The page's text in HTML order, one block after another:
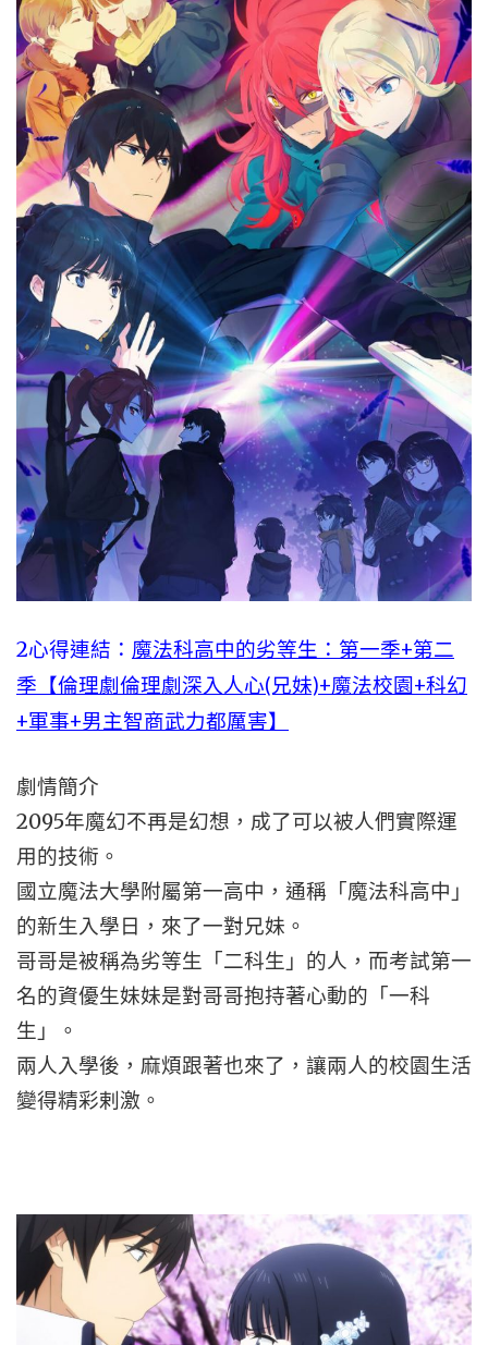
2心得連結： 魔法科高中的劣等生：第一季+第二
季【倫理劇倫理劇深入人心(兄妹)+魔法校園+科幻
+軍事+男主智商武力都厲害】
劇情簡介
2095年魔幻不再是幻想，成了可以被人們實際運
用的技術。
國立魔法大學附屬第一高中，通稱「魔法科高中」
的新生入學日，來了一對兄妹。
哥哥是被稱為劣等生「二科生」的人，而考試第一
名的資優生妹妹是對哥哥抱持著心動的「一科
生」。
兩人入學後，麻煩跟著也來了，讓兩人的校園生活
變得精彩剌激。